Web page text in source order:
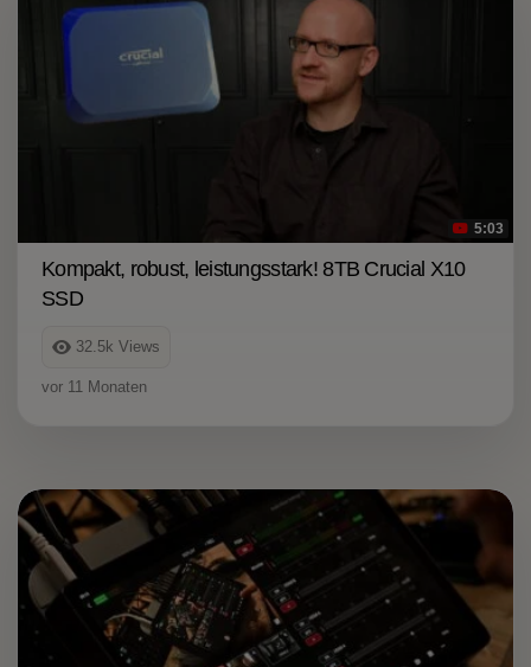
5:03
32.5k Views
Kompakt, robust, leistungsstark! 8TB Crucial X10
SSD
vor 11 Monaten